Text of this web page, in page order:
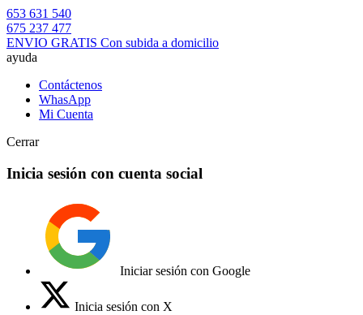
653 631 540
675 237 477
ENVIO GRATIS Con subida a domicilio
ayuda
Contáctenos
WhasApp
Mi Cuenta
Cerrar
Inicia sesión con cuenta social
Iniciar sesión con Google
Inicia sesión con X